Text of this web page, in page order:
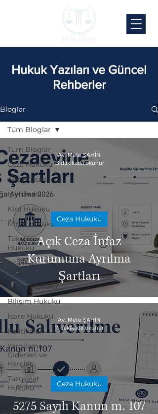
Hukuk Yazıları ve Güncel
Rehberler
Bloglar
Tüm Bloglar
Ceza Hukuku
Aile Hukuku
İş Hukuku
Kira Hukuku
Miras Hukuku
Tüketici
Hukuku
İcra/İflas
Hukuku
Kişiler Hukuku
Bilişim Hukuku
İdare Hukuku
Politikalar
Yargılama
Giderleri ve
Harçlar
Tazminat
Hukuku
Medeni Usul
Hukuku
Tüm Bloglar
Açık Ceza İnfaz
Kurumuna Ayrılma
Şartları
Ceza Hukuku
Av. Mete ŞAHİN
13 dakikada okunur
5275 Sayılı Kanun m. 107
Ceza Hukuku
Av. Mete ŞAHİN
11 dakikada okunur